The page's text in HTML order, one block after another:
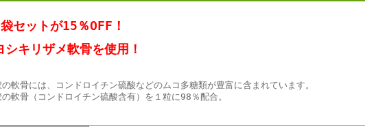
セットが15％OFF！
シキリザメ軟骨を使用！
の軟骨には、コンドロイチン硫酸などのムコ多糖類が豊富に含まれています。
の軟骨（コンドロイチン硫酸含有）を１粒に98％配合。